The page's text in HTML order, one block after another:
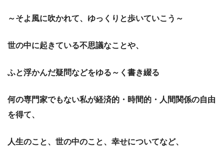
～そよ風に吹かれて、ゆっくりと歩いていこう～
世の中に起きている不思議なことや、
ふと浮かんだ疑問などをゆる～く書き綴る
何の専門家でもない私が経済的・時間的・人間関係の自由
を得て、
人生のこと、世の中のこと、幸せについてなど、